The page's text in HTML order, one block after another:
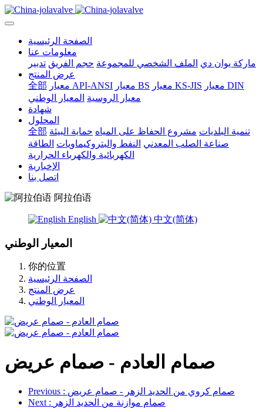
الصفحة الرئيسية
معلومات عنا
ماركة يوان دي الملف الشخصي للمجموعة حجم الفريق تدبير
عرض المنتج
全部
معيار API-ANSI معيار BS معيار KS-JIS
معيار DIN
معيار الروسية المعيار الوطني
شهادة
المحلول
全部
تنمية البلديات مشروع الحفاظ على المياه حماية البيئة
صناعة الصلب المعدني النفط والبتروكيماويات الطاقة
الكهربائية والكهرباء الحرارية
الإخبارية
اتصل بنا
阿拉伯语
English 中文(简体)
المعيار الوطني
你的位置
الصفحة الرئيسية
عرض المنتج
المعيار الوطني
صمام العادم - صمام عريض
Previous
: صمام كروي من الحديد الزهر - صمام عريض
Next
: صمام موازنة من الحديد الزهر